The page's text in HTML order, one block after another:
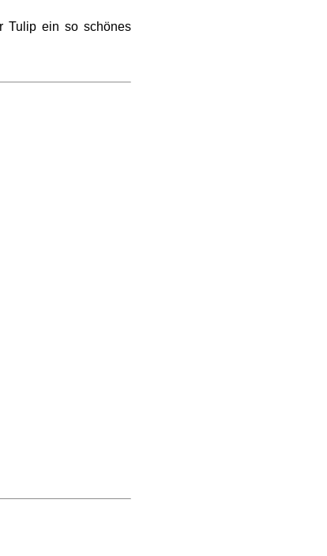
Tulip ein so schönes